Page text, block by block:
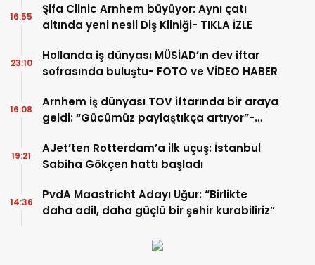
Şifa Clinic Arnhem büyüyor: Aynı çatı
altında yeni nesil Diş Kliniği- TIKLA İZLE
16:55
Hollanda iş dünyası MÜSİAD’ın dev iftar
sofrasında buluştu- FOTO ve VİDEO HABER
23:10
Arnhem iş dünyası TOV iftarında bir araya
geldi: “Gücümüz paylaştıkça artıyor”-
16:08
AJet’ten Rotterdam’a ilk uçuş: İstanbul
Sabiha Gökçen hattı başladı
19:21
PvdA Maastricht Adayı Uğur: “Birlikte
daha adil, daha güçlü bir şehir kurabiliriz”
14:36